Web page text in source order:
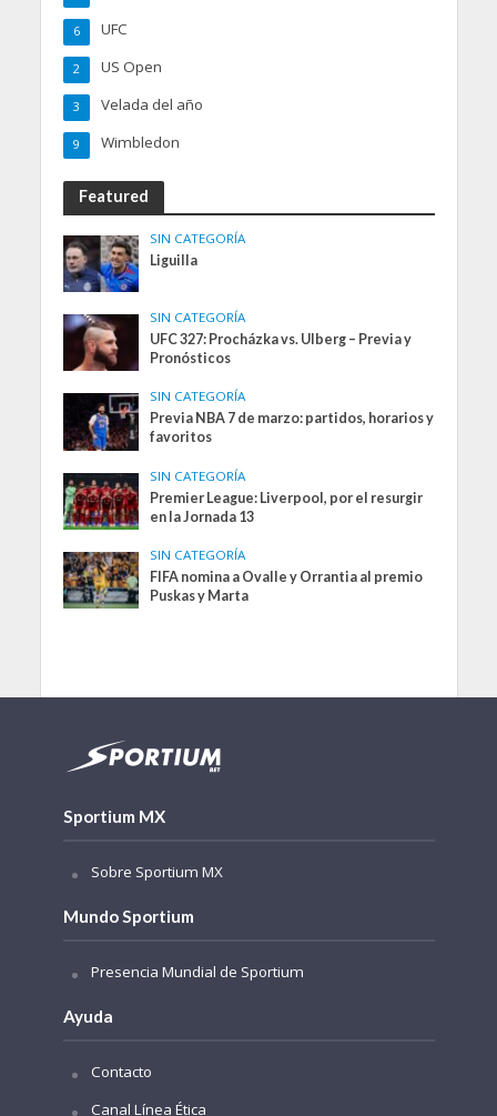
UFC
6
US Open
2
Velada del año
3
Wimbledon
9
Featured
SIN CATEGORÍA
Liguilla
SIN CATEGORÍA
UFC 327: Procházka vs. Ulberg – Previa y
Pronósticos
SIN CATEGORÍA
Previa NBA 7 de marzo: partidos, horarios y
favoritos
SIN CATEGORÍA
Premier League: Liverpool, por el resurgir
en la Jornada 13
SIN CATEGORÍA
FIFA nomina a Ovalle y Orrantia al premio
Puskas y Marta
Sportium MX
Sobre Sportium MX
Mundo Sportium
Presencia Mundial de Sportium
Ayuda
Contacto
Canal Línea Ética